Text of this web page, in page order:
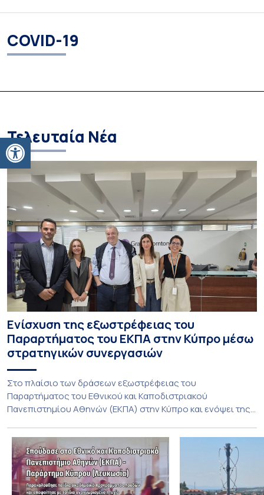
Ανοίξτε τη γραμμή εργαλείων
COVID-19
Τελευταία Νέα
Ενίσχυση της εξωστρέφειας του
Παραρτήματος του ΕΚΠΑ στην Κύπρο μέσω
στρατηγικών συνεργασιών
Στο πλαίσιο των δράσεων εξωστρέφειας του
Παραρτήματος του Εθνικού και Καποδιστριακού
Πανεπιστημίου Αθηνών (ΕΚΠΑ) στην Κύπρο και ενόψει της
Τμήματος Οικονομικών Επιστημών και του Τμήματος
Διοίκησης Επιχειρήσεων και Οργανισμών τον Σεπτέμβριο
του 2026, ο Κοσμήτορας της Σχολής Οικονομικών και
Πολιτικών Επιστημών, Καθηγητής Νικόλαος Ηρειώτης, και ο
Πρόεδρος του Τμήματος […]